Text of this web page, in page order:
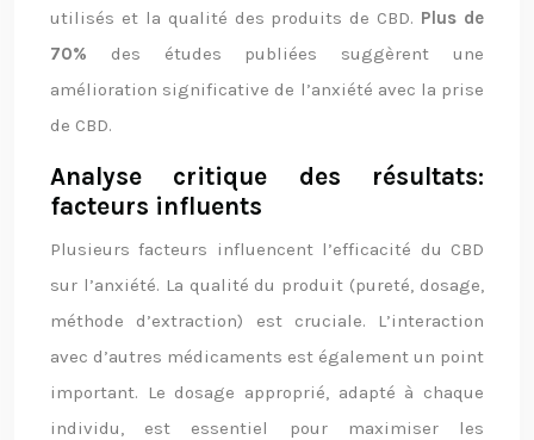
utilisés et la qualité des produits de CBD. Plus de
70% des études publiées suggèrent une
amélioration significative de l’anxiété avec la prise
de CBD.
Analyse critique des résultats:
facteurs influents
Plusieurs facteurs influencent l’efficacité du CBD
sur l’anxiété. La qualité du produit (pureté, dosage,
méthode d’extraction) est cruciale. L’interaction
avec d’autres médicaments est également un point
important. Le dosage approprié, adapté à chaque
individu, est essentiel pour maximiser les